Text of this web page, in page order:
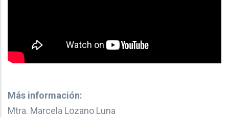
Más información:
Mtra. Marcela Lozano Luna